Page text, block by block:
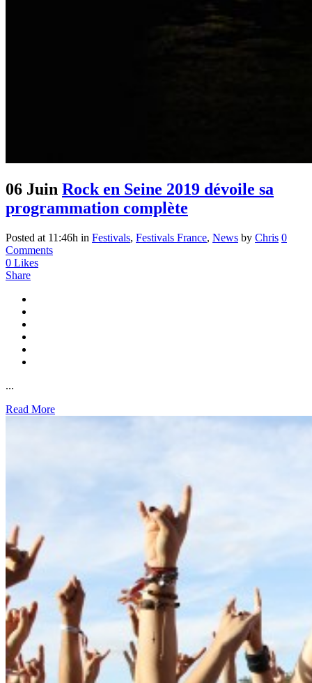
06 Juin Rock en Seine 2019 dévoile sa
programmation complète
Posted at 11:46h in Festivals, Festivals France, News by Chris 0
Comments
0 Likes
Share
...
Read More